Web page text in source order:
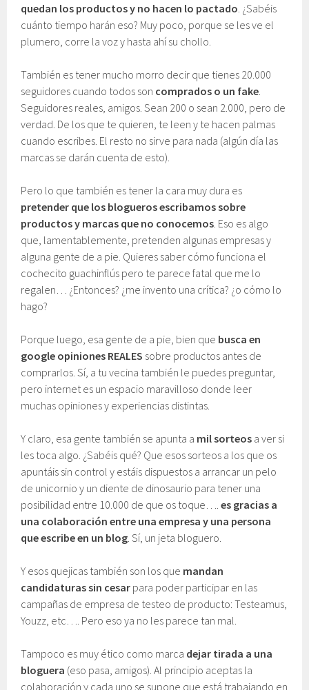
quedan los productos y no hacen lo pactado. ¿Sabéis
cuánto tiempo harán eso? Muy poco, porque se les ve el
plumero, corre la voz y hasta ahí su chollo.
También es tener mucho morro decir que tienes 20.000
seguidores cuando todos son comprados o un fake.
Seguidores reales, amigos. Sean 200 o sean 2.000, pero de
verdad. De los que te quieren, te leen y te hacen palmas
cuando escribes. El resto no sirve para nada (algún día las
marcas se darán cuenta de esto).
Pero lo que también es tener la cara muy dura es
pretender que los blogueros escribamos sobre
productos y marcas que no conocemos. Eso es algo
que, lamentablemente, pretenden algunas empresas y
alguna gente de a pie. Quieres saber cómo funciona el
cochecito guachinflús pero te parece fatal que me lo
regalen… ¿Entonces? ¿me invento una crítica? ¿o cómo lo
hago?
Porque luego, esa gente de a pie, bien que busca en
google opiniones REALES sobre productos antes de
comprarlos. Sí, a tu vecina también le puedes preguntar,
pero internet es un espacio maravilloso donde leer
muchas opiniones y experiencias distintas.
Y claro, esa gente también se apunta a mil sorteos a ver si
les toca algo. ¿Sabéis qué? Que esos sorteos a los que os
apuntáis sin control y estáis dispuestos a arrancar un pelo
de unicornio y un diente de dinosaurio para tener una
posibilidad entre 10.000 de que os toque….es gracias a
una colaboración entre una empresa y una persona
que escribe en un blog. Sí, un jeta bloguero.
Y esos quejicas también son los que mandan
candidaturas sin cesar para poder participar en las
campañas de empresa de testeo de producto: Testeamus,
Youzz, etc…. Pero eso ya no les parece tan mal.
Tampoco es muy ético como marca dejar tirada a una
bloguera (eso pasa, amigos). Al principio aceptas la
colaboración y cada uno se supone que está trabajando en